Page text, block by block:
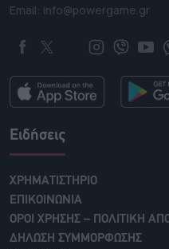
Email: info@powergame.gr
Ειδήσεις
ΧΡΗΜΑΤΙΣΤΗΡΙΟ
ΕΠΙΚΟΙΝΩΝΙΑ
ΟΡΟΙ ΧΡΗΣΗΣ – ΠΟΛΙΤΙΚΗ
ΔΗΛΩΣΗ ΣΥΜΜΟΡΦΩΣΗΣ